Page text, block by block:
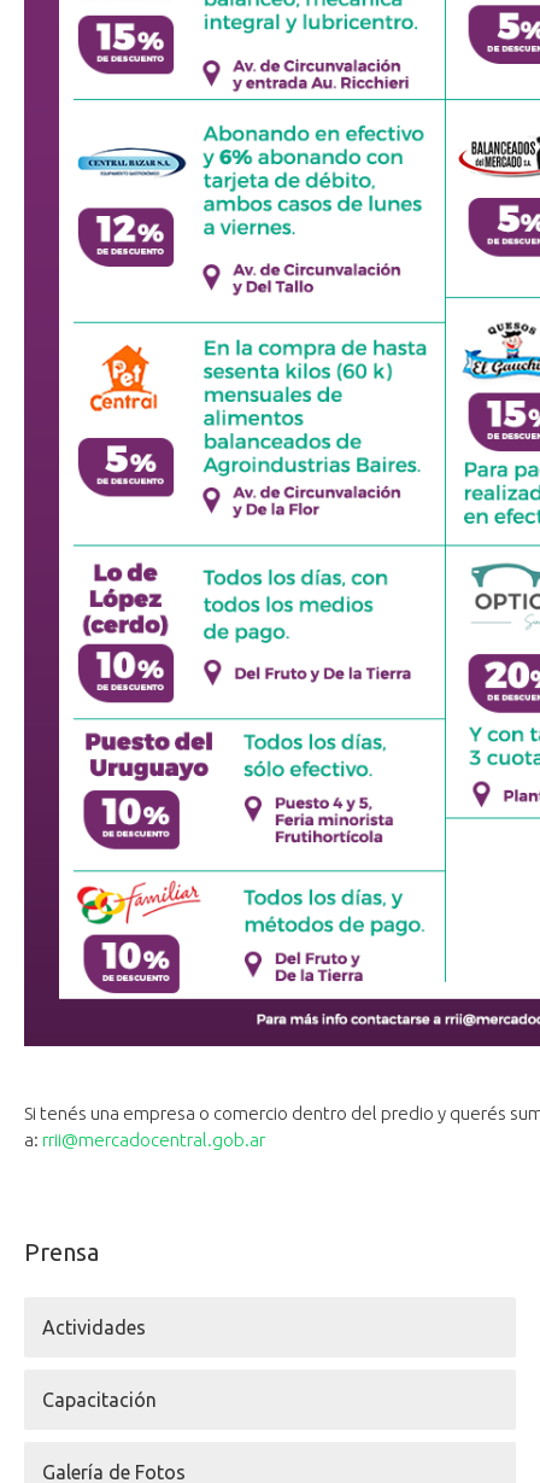
Si tenés una empresa o comercio dentro del predio y querés
a: rrii@mercadocentral.gob.ar
Prensa
Actividades
Capacitación
Galería de Fotos